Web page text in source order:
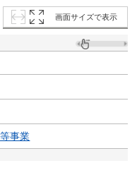
画面サイズで表示
事業